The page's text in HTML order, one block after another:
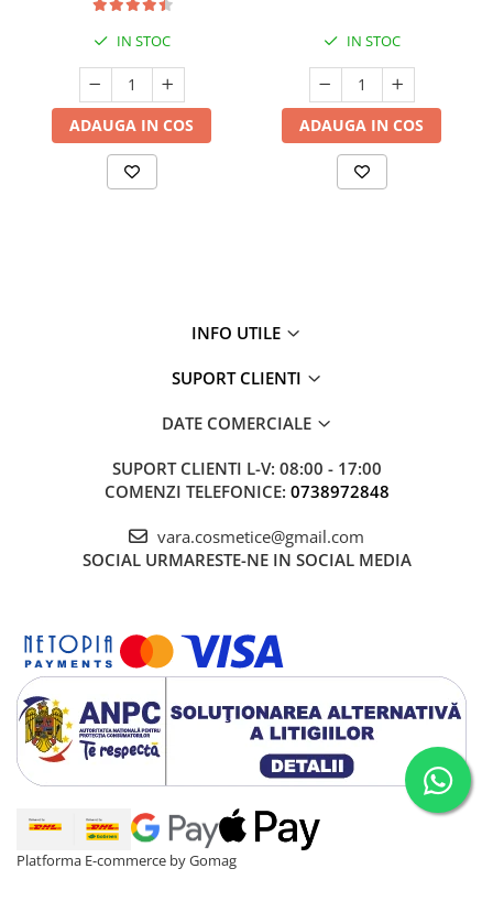
IN STOC
ADAUGA IN COS
IN STOC
ADAUGA IN COS
INFO UTILE
SUPORT CLIENTI
DATE COMERCIALE
SUPORT CLIENTI L-V: 08:00 - 17:00
COMENZI TELEFONICE: 0738972848
vara.cosmetice@gmail.com
SOCIAL URMARESTE-NE IN SOCIAL MEDIA
Platforma E-commerce by Gomag